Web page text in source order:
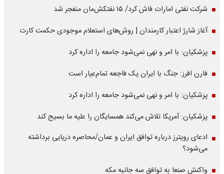
شرکت نفتی امارات فاش کرد/ ۱۵ نفتکش‌مان منفجر شد
آغاز شارژ اعتبار کارمندان | روش‌های استعلام موجودی حکمت کارت
پزشکیان: با امر و نهی نمی‌شود جامعه را اداره کرد
فارن افرز: جنگ با ایران یک فاجعه تمام‌عیار است
پزشکیان: با امر و نهی نمی‌شود جامعه را اداره کرد
پزشکیان: آمریکا تلاش می‌کند همسایگان را علیه ما بسیج کند
ادعای رویترز درباره توافق ایران و عمان/محاصره دریایی برداشته
می‌شود؟
واکنش صنعا به توافق سه جانبه مکه